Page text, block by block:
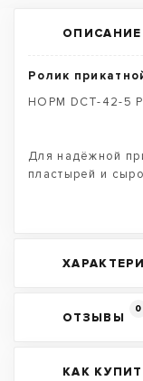
ОПИСАНИЕ
Ролик
НОРМ DCT-42-5
Для надёжной
пластырей и
ОТЗЫВЫ
0
КАК